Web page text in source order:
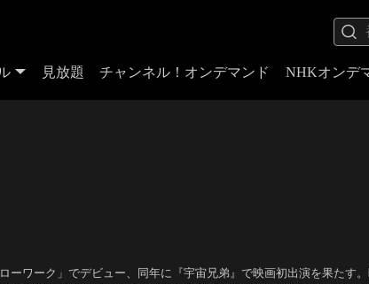
見放題 チャンネル！オンデマンド NHKオンデ
ーワーク」でデビュー、同年に『宇宙兄弟』で映画初出演を果たす